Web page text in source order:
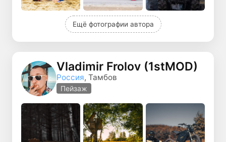
Ещё фотографии автора
Vladimir Frolov (1stMOD)
Россия, Тамбов
Пейзаж